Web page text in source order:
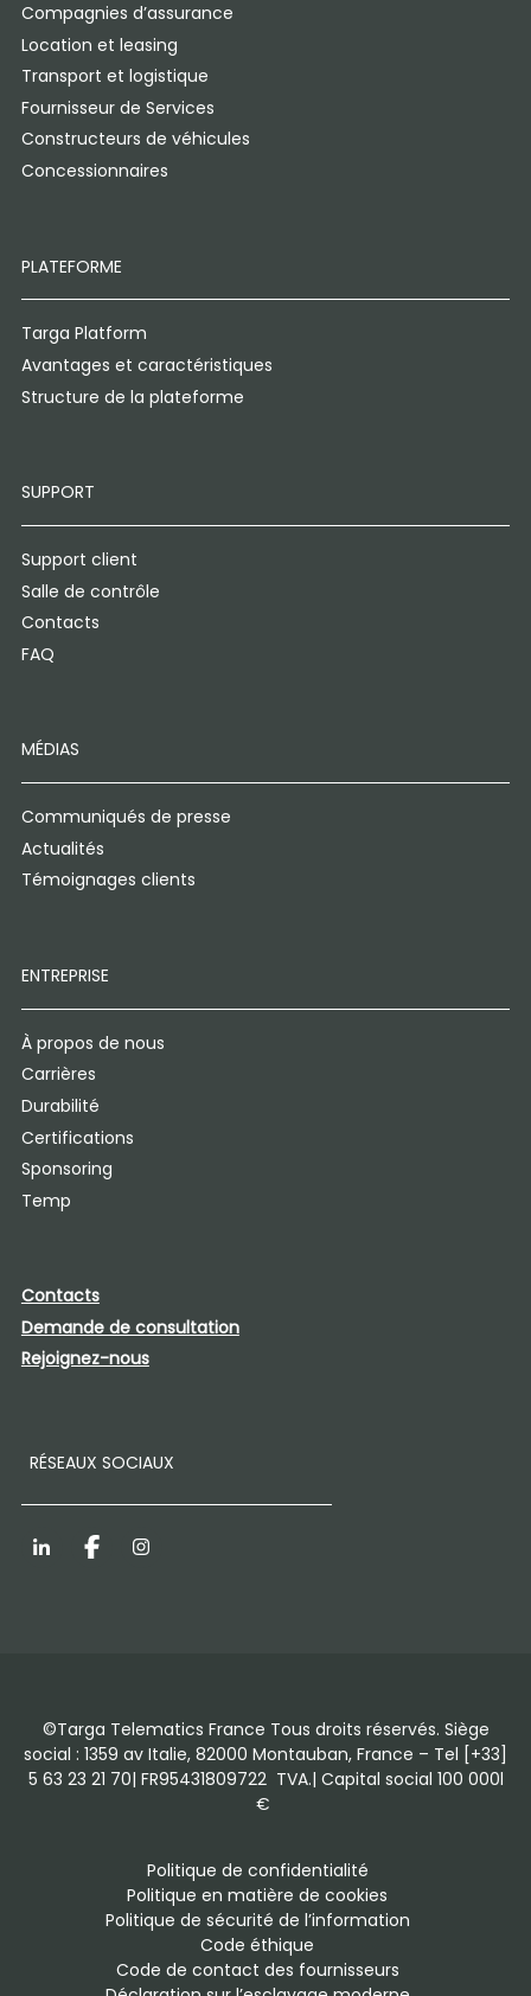
Compagnies d’assurance
Location et leasing
Transport et logistique
Fournisseur de Services
Constructeurs de véhicules
Concessionnaires
PLATEFORME
Targa Platform
Avantages et caractéristiques
Structure de la plateforme
SUPPORT
Support client
Salle de contrôle
Contacts
FAQ
MÉDIAS
Communiqués de presse
Actualités
Témoignages clients
ENTREPRISE
À propos de nous
Carrières
Durabilité
Certifications
Sponsoring
Temp
Contacts
Demande de consultation
Rejoignez-nous
RÉSEAUX SOCIAUX
LinkedInFacebookInstagram
©Targa Telematics France Tous droits réservés. Siège
social : 1359 av Italie, 82000 Montauban, France – Tel [+33]
5 63 23 21 70| FR95431809722 TVA.| Capital social 100 000l
€
Politique de confidentialité
Politique en matière de cookies
Politique de sécurité de l’information
Code éthique
Code de contact des fournisseurs